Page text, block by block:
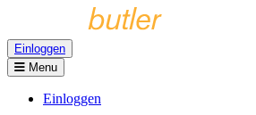
Einloggen
Menu
Einloggen